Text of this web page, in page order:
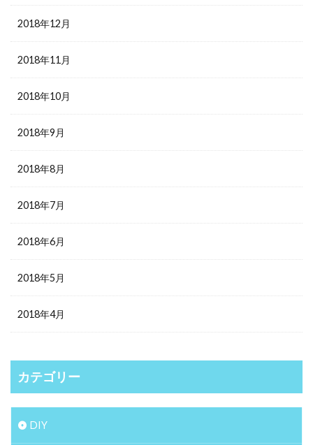
2018年12月
2018年11月
2018年10月
2018年9月
2018年8月
2018年7月
2018年6月
2018年5月
2018年4月
カテゴリー
DIY